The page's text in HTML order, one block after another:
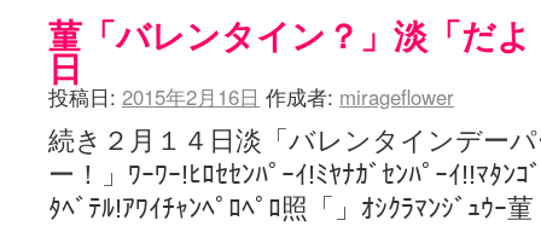
菫「バレンタイン？」淡「だ
日
投稿日: 2015年2月16日 作成者: mirageflower
続き２月１４日淡「バレンタインデー
ー！」ﾜｰﾜｰ!ﾋﾛｾｾﾝﾊﾟｰｲ!ﾐﾔﾅｶﾞｾﾝﾊﾟｰｲ!!ﾏﾀﾝｺ
ﾀﾍﾞﾃﾙ!ｱﾜｲﾁｬﾝﾍﾟﾛﾍﾟﾛ照「」ｵｼｸﾗﾏﾝｼﾞｭｳ